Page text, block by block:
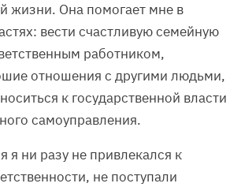
жизни. Она помогает мне в
вести счастливую семейную
работником,
отношения с другими людьми,
к государственной власти
самоуправления.
я ни разу не привлекался к
не поступали